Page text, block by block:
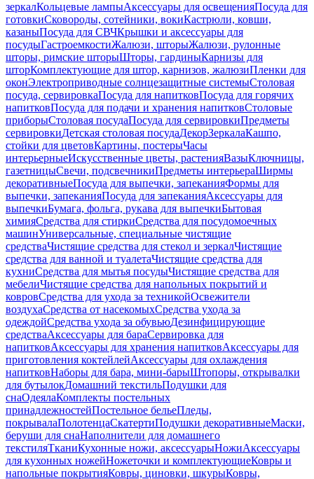
зеркалКольцевые лампыАксессуары для освещенияПосуда для
готовкиСковороды, сотейники, вокиКастрюли, ковши,
казаныПосуда для СВЧКрышки и аксессуары для
посудыГастроемкостиЖалюзи, шторыЖалюзи, рулонные
шторы, римские шторыШторы, гардиныКарнизы для
шторКомплектующие для штор, карнизов, жалюзиПленки для
оконЭлектроприводные солнцезащитные системыСтоловая
посуда, сервировкаПосуда для напитковПосуда для горячих
напитковПосуда для подачи и хранения напитковСтоловые
приборыСтоловая посудаПосуда для сервировкиПредметы
сервировкиДетская столовая посудаДекорЗеркалаКашпо,
стойки для цветовКартины, постерыЧасы
интерьерныеИскусственные цветы, растенияВазыКлючницы,
газетницыСвечи, подсвечникиПредметы интерьераШирмы
декоративныеПосуда для выпечки, запеканияФормы для
выпечки, запеканияПосуда для запеканияАксессуары для
выпечкиБумага, фольга, рукава для выпечкиБытовая
химияСредства для стиркиСредства для посудомоечных
машинУниверсальные, специальные чистящие
средстваЧистящие средства для стекол и зеркалЧистящие
средства для ванной и туалетаЧистящие средства для
кухниСредства для мытья посудыЧистящие средства для
мебелиЧистящие средства для напольных покрытий и
ковровСредства для ухода за техникойОсвежители
воздухаСредства от насекомыхСредства ухода за
одеждойСредства ухода за обувьюДезинфицирующие
средстваАксессуары для бараСервировка для
напитковАксессуары для хранения напитковАксессуары для
приготовления коктейлейАксессуары для охлаждения
напитковНаборы для бара, мини-барыШтопоры, открывалки
для бутылокДомашний текстильПодушки для
снаОдеялаКомплекты постельных
принадлежностейПостельное бельеПледы,
покрывалаПолотенцаСкатертиПодушки декоративныеМаски,
беруши для снаНаполнители для домашнего
текстиляТканиКухонные ножи, аксессуарыНожиАксессуары
для кухонных ножейНожеточки и комплектующиеКовры и
напольные покрытияКовры, циновки, шкурыКовры,